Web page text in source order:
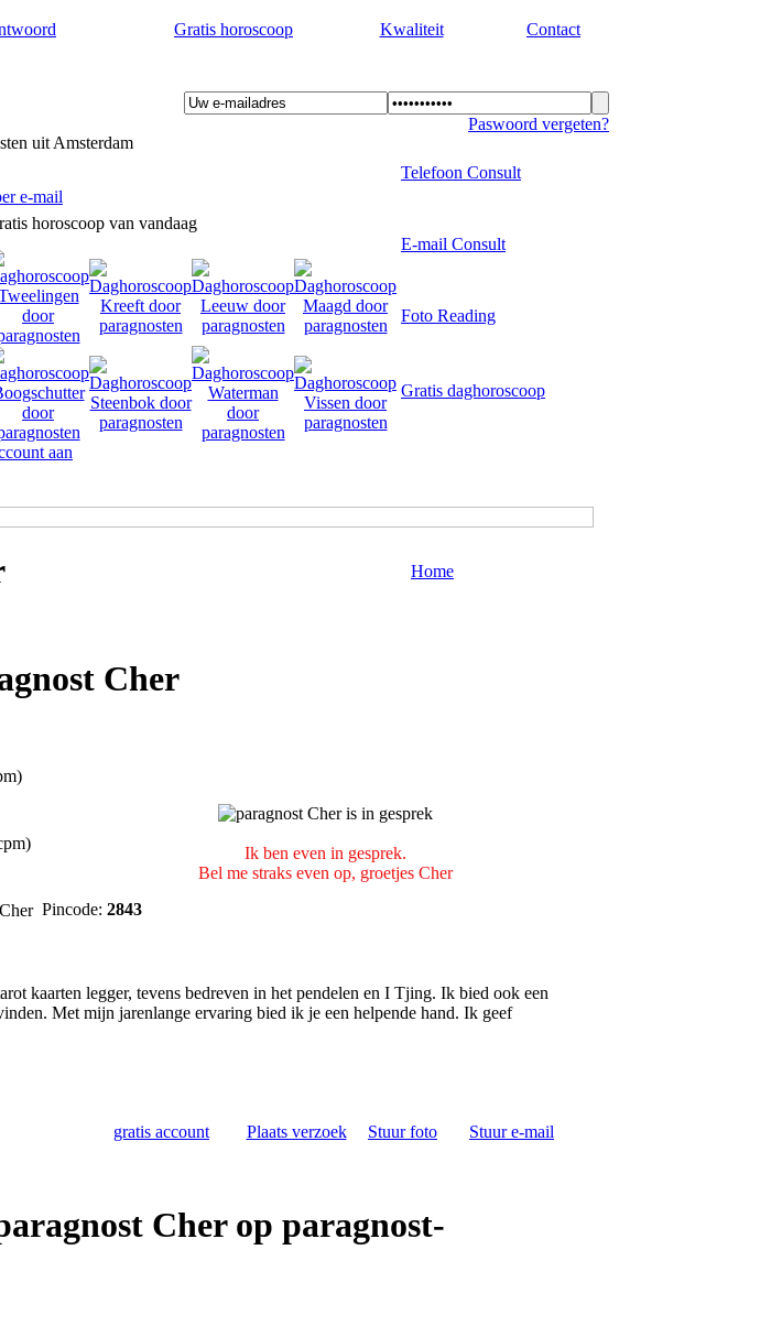
Gratis horoscoop Kwaliteit Contact
uit Amsterdam
Paswoord vergeten?
in Amsterdam.
e-mail
horoscoop van vandaag
aan
Telefoon Consult
E-mail Consult
Foto Reading
Gratis daghoroscoop
Home
Cher
Ik ben even in gesprek.
Bel me straks even op, groetjes Cher
Pincode: 2843
kaarten legger, tevens bedreven in het pendelen en I Tjing. Ik bied ook een
Met mijn jarenlange ervaring bied ik je een helpende hand. Ik geef
gratis account Plaats verzoek Stuur foto Stuur e-mail
Cher op paragnost-